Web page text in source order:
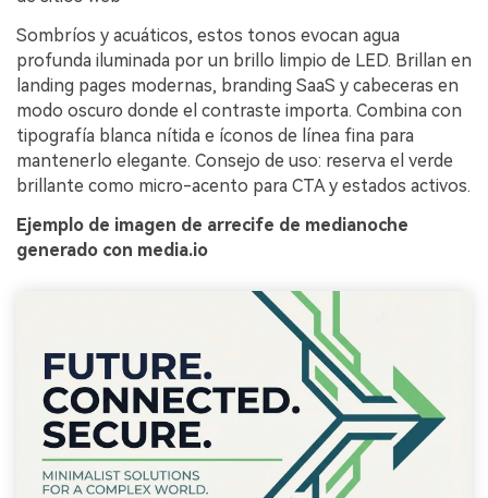
Sombríos y acuáticos, estos tonos evocan agua
profunda iluminada por un brillo limpio de LED. Brillan en
landing pages modernas, branding SaaS y cabeceras en
modo oscuro donde el contraste importa. Combina con
tipografía blanca nítida e íconos de línea fina para
mantenerlo elegante. Consejo de uso: reserva el verde
brillante como micro-acento para CTA y estados activos.
Ejemplo de imagen de arrecife de medianoche
generado con media.io